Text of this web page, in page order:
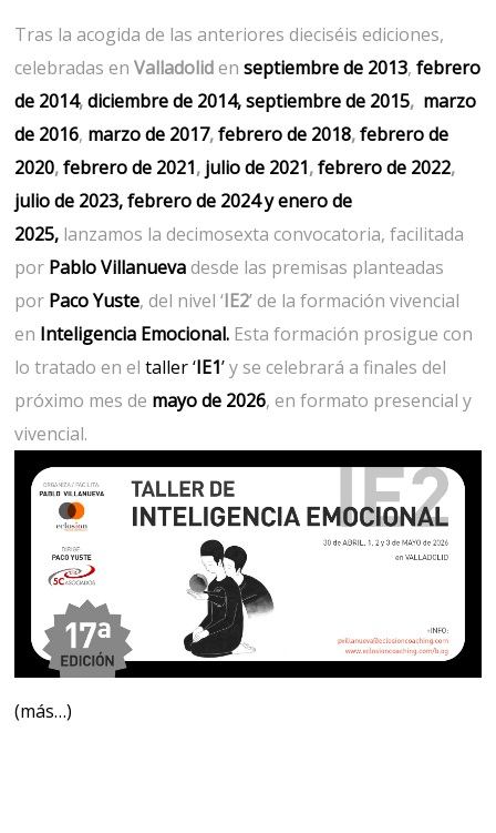
Tras la acogida de las anteriores dieciséis ediciones,
celebradas en Valladolidenseptiembrede 2013,febrero
de 2014, diciembre de 2014, septiembre de 2015, marzo
de 2016, marzo de 2017,febrero de 2018,febrero de
2020, febrero de 2021, julio de 2021,febrero de 2022,
juliode 2023, febrero de 2024 y enero de
2025, lanzamos la decimosexta convocatoria, facilitada
por Pablo Villanueva desde las premisas planteadas
por Paco Yuste, del nivel ‘IE2’ de la formación vivencial
en Inteligencia Emocional. Esta formación prosigue con
lo tratado en eltaller ‘IE1’y se celebrará a finales del
próximo mes de mayo de 2026, en formato presencial y
vivencial.
(más…)